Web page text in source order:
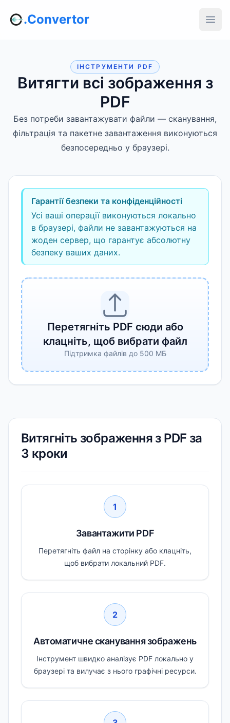
.Convertor
ІНСТРУМЕНТИ PDF
Витягти всі зображення з
PDF
Без потреби завантажувати файли — сканування,
фільтрація та пакетне завантаження виконуються
безпосередньо у браузері.
Гарантії безпеки та конфіденційності
Усі ваші операції виконуються локально
в браузері, файли не завантажуються на
жоден сервер, що гарантує абсолютну
безпеку ваших даних.
Перетягніть PDF сюди або
клацніть, щоб вибрати файл
Підтримка файлів до 500 МБ
Витягніть зображення з PDF за
3 кроки
1
Завантажити PDF
Перетягніть файл на сторінку або клацніть,
щоб вибрати локальний PDF.
2
Автоматичне сканування зображень
Інструмент швидко аналізує PDF локально у
браузері та вилучає з нього графічні ресурси.